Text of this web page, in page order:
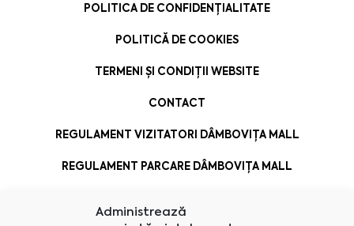
Administrează
POLITICA DE CONFIDENȚIALITATE
POLITICĂ DE COOKIES
TERMENI ȘI CONDIȚII WEBSITE
CONTACT
REGULAMENT VIZITATORI DÂMBOVIȚA MALL
REGULAMENT PARCARE DÂMBOVIȚA MALL